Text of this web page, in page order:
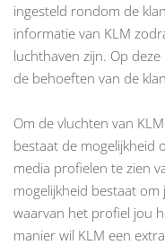
ingesteld rondom de
informatie van KLM
luchthaven zijn. Op
de behoeften van de
Om de vluchten van
bestaat de mogelijkheid
media profielen te zien
mogelijkheid bestaat om
waarvan het profiel jou
manier wil KLM een